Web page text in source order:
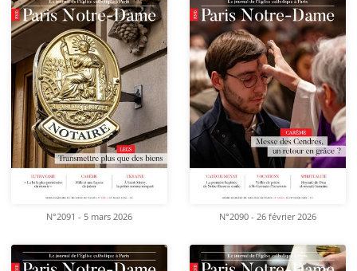
N°2091 - 5 mars 2026 N°2090 - 26 février 2026